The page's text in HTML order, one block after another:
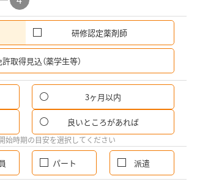
研修認定薬剤師
取得見込（薬学生等）
3ヶ月以内
良いところがあれば
始時期の目安を選択してください
パート 派遣